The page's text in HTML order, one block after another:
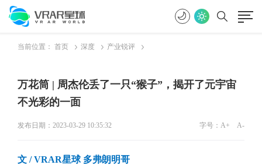
当前位置： 首页 深度 产业锐评
万花筒 | 周杰伦丢了一只“猴子”，揭开了元宇宙
不光彩的一面
发布日期：2023-03-29 10:35:32 字号： A+ A-
文 / VRAR星球 多弗朗明哥